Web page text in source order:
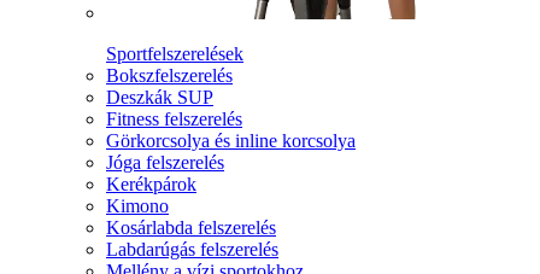
Sportfelszerelések
Bokszfelszerelés
Deszkák SUP
Fitness felszerelés
Görkorcsolya és inline korcsolya
Jóga felszerelés
Kerékpárok
Kimono
Kosárlabda felszerelés
Labdarúgás felszerelés